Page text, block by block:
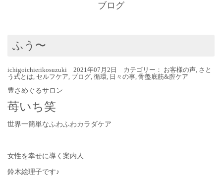
ブログ
ふう〜
ichigoichierikosuzuki 2021年07月2日 カテゴリー： お客様の声, さと
う式とは, セルフケア, ブログ, 循環, 日々の事, 骨盤底筋&膣ケア
豊さめぐるサロン
苺いち笑
世界一簡単なふわふわカラダケア
女性を幸せに導く案内人
鈴木絵理子です♪